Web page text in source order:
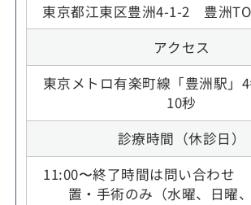
東京都江東区豊洲4-1-2 豊洲
アクセス
東京メトロ有楽町線「豊洲駅」
10秒
診療時間（休診日）
11:00〜終了時間は問い合わ
置・手術のみ（水曜、日曜、